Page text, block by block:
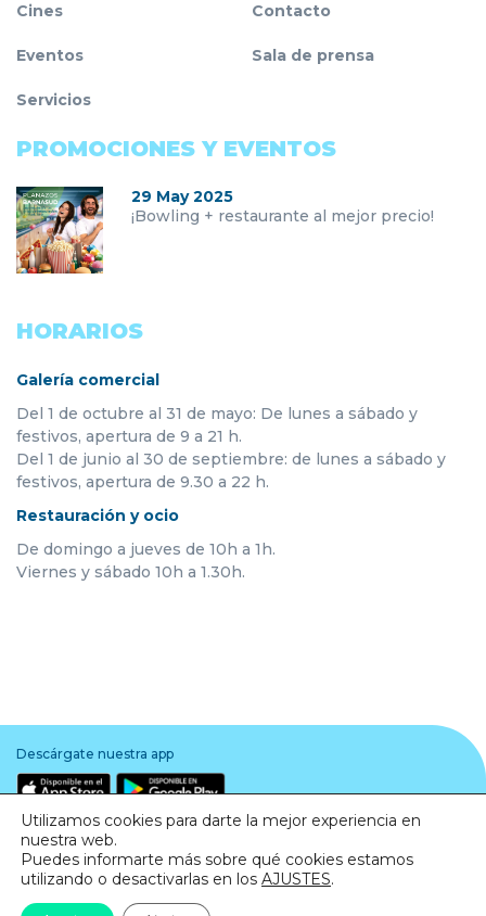
Cines
Eventos
Servicios
Contacto
Sala de prensa
PROMOCIONES Y EVENTOS
29 May 2025
¡Bowling + restaurante al mejor precio!
HORARIOS
Galería comercial
Del 1 de octubre al 31 de mayo: De lunes a sábado y
festivos, apertura de 9 a 21 h.
Del 1 de junio al 30 de septiembre: de lunes a sábado y
festivos, apertura de 9.30 a 22 h.
Restauración y ocio
De domingo a jueves de 10h a 1h.
Viernes y sábado 10h a 1.30h.
Aviso legal· Política de Privacidad·Política de Cookies
Descárgate nuestra app
Utilizamos cookies para darte la mejor experiencia en
nuestra web.
Puedes informarte más sobre qué cookies estamos
utilizando o desactivarlas en los AJUSTES.